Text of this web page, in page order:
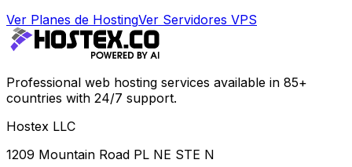
Ver Planes de HostingVer Servidores VPS
Professional web hosting services available in 85+
countries with 24/7 support.
Hostex LLC
1209 Mountain Road PL NE STE N